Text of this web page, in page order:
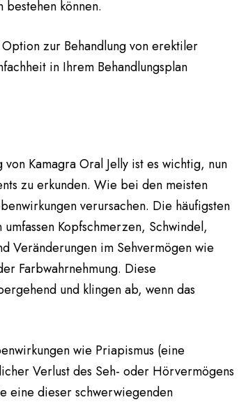
können.
zur Behandlung von erektiler
in Ihrem Behandlungsplan
Kamagra Oral Jelly ist es wichtig, nun
zu erkunden. Wie bei den meisten
verursachen. Die häufigsten
Kopfschmerzen, Schwindel,
Veränderungen im Sehvermögen wie
Farbwahrnehmung. Diese
und klingen ab, wenn das
wie Priapismus (eine
Verlust des Seh- oder Hörvermögens
eine dieser schwerwiegenden